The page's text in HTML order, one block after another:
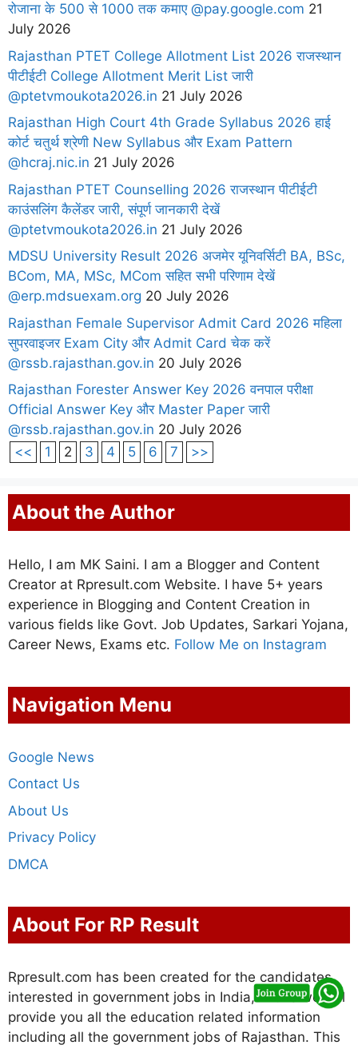
रोजाना के 500 से 1000 तक कमाए @pay.google.com 21
July 2026
Rajasthan PTET College Allotment List 2026 राजस्थान
पीटीईटी College Allotment Merit List जारी
@ptetvmoukota2026.in 21 July 2026
Rajasthan High Court 4th Grade Syllabus 2026 हाई
कोर्ट चतुर्थ श्रेणी New Syllabus और Exam Pattern
@hcraj.nic.in 21 July 2026
Rajasthan PTET Counselling 2026 राजस्थान पीटीईटी
काउंसलिंग कैलेंडर जारी, संपूर्ण जानकारी देखें
@ptetvmoukota2026.in 21 July 2026
MDSU University Result 2026 अजमेर यूनिवर्सिटी BA, BSc,
BCom, MA, MSc, MCom सहित सभी परिणाम देखें
@erp.mdsuexam.org 20 July 2026
Rajasthan Female Supervisor Admit Card 2026 महिला
सुपरवाइजर Exam City और Admit Card चेक करें
@rssb.rajasthan.gov.in 20 July 2026
Rajasthan Forester Answer Key 2026 वनपाल परीक्षा
Official Answer Key और Master Paper जारी
@rssb.rajasthan.gov.in 20 July 2026
<<
1 2 3 4 5 6 7 >>
About the Author
Hello, I am MK Saini. I am a Blogger and Content
Creator at Rpresult.com Website. I have 5+ years
experience in Blogging and Content Creation in
various fields like Govt. Job Updates, Sarkari Yojana,
Career News, Exams etc. Follow Me on Instagram
Navigation Menu
Google News
Contact Us
About Us
Privacy Policy
DMCA
About For RP Result
Rpresult.com has been created for the candidates
interested in government jobs in India, in this we will
provide you all the education related information
including all the government jobs of Rajasthan. This